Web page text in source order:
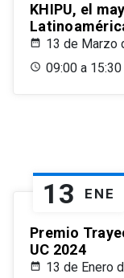
KHIPU, el
13 de Marzo
09:00 a 15:30
13 ENE
Premio
UC 2024
13 de Enero